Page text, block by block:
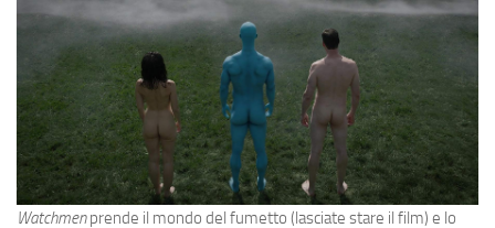
Watchmenprende il mondo del fumetto (lasciate stare il film) e lo